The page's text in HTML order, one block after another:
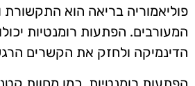
פוליאמוריה בריאה הוא התקשורת
המעורבים. הפתעות רומנטיות
הדינמיקה ולחזק את הקשרים